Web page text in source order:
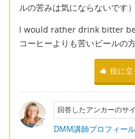
ルの苦みは気にならないです）
I would rather drink bitter
コーヒーよりも苦いビールの
役に立
回答したアンカーのサ
DMM講師プロフィール